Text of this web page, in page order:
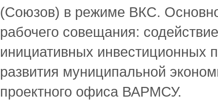
(Союзов) в режиме ВКС.
рабочего совещания:
инициативных инвестиционных
развития муниципальной
проектного офиса ВАРМСУ.